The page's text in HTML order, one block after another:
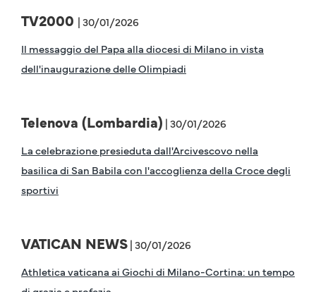
TV2000 | 30/01/2026
Il messaggio del Papa alla diocesi di Milano in vista
dell'inaugurazione delle Olimpiadi
Telenova (Lombardia) | 30/01/2026
La celebrazione presieduta dall'Arcivescovo nella
basilica di San Babila con l'accoglienza della Croce degli
sportivi
VATICAN NEWS| 30/01/2026
Athletica vaticana ai Giochi di Milano-Cortina: un tempo